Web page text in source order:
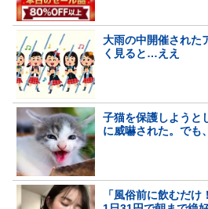
大雨の中開催された
く見ると…ええ
子猫を保護しようと
に威嚇された。でも
「風俗前に飲むだけ